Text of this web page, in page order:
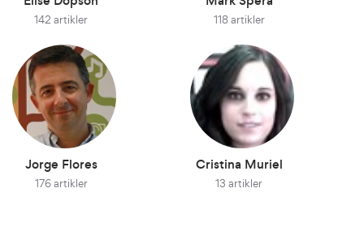
142 artikler 118 artikler
Jorge Flores
176 artikler
Cristina Muriel
13 artikler